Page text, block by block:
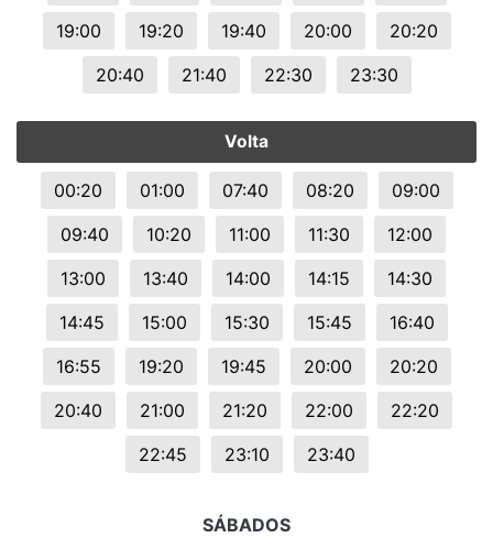
19:00
19:20 19:40 20:00
20:20
20:40
21:40 22:30 23:30
Volta
00:20 01:00 07:40 08:20
09:00
09:40
10:20 11:00 11:30
12:00
13:00
13:40 14:00 14:15
14:30
14:45
15:00 15:30 15:45
16:40
16:55
19:20 19:45 20:00
20:20
20:40
21:00 21:20 22:00
22:20
22:45
23:10 23:40
SÁBADOS